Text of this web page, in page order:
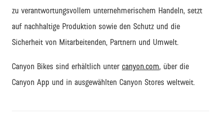
zu verantwortungsvollem unternehmerischem Handeln, setzt
auf nachhaltige Produktion sowie den Schutz und die
Sicherheit von Mitarbeitenden, Partnern und Umwelt.
Canyon Bikes sind erhältlich unter canyon.com, über die
Canyon App und in ausgewählten Canyon Stores weltweit.